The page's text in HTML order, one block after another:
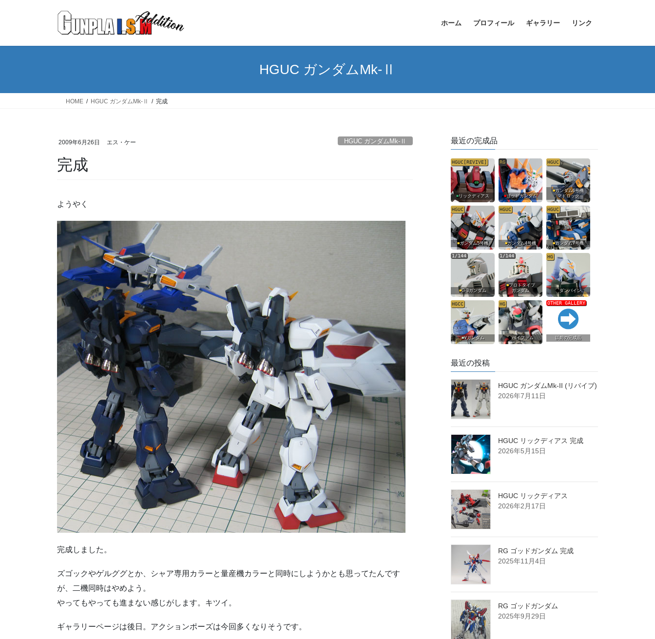
ホーム プロフィール ギャラリー リンク
HGUC ガンダムMk-Ⅱ
HOME HGUC ガンダムMk-Ⅱ 完成
2009年6月26日 エス・ケー HGUC ガンダムMk-Ⅱ
完成
ようやく
完成しました。
ズゴックやゲルググとか、シャア専用カラーと量産機カラーと同時にしようかとも思ってたんです
が、二機同時はやめよう。
やってもやっても進まない感じがします。キツイ。
ギャラリーページは後日。アクションポーズは今回多くなりそうです。
最近の完成品
HGUC[REVIVE]
■リックディアス
RG
■ゴッドガンダム
HGUC
■ガンダム6号機
マドロック
HGUC
■ガンダム5号機
HGUC
■ガンダム4号機
HGUC
■ガンダム7号機
1/144
■G-3ガンダム
1/144
■プロトタイプ
ガンダム
HG
◆ダンバイン
HGCC
■∀ガンダム
HG
◆バイファム
OTHER GALLERY
以前の完成品
最近の投稿
HGUC ガンダムMk-II (リバイブ)
2026年7月11日
HGUC リックディアス 完成
2026年5月15日
HGUC リックディアス
2026年2月17日
RG ゴッドガンダム 完成
2025年11月4日
RG ゴッドガンダム
2025年9月29日